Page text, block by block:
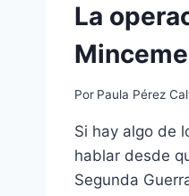
La
Por Paula Pérez
Si hay algo de
hablar desde
Segunda